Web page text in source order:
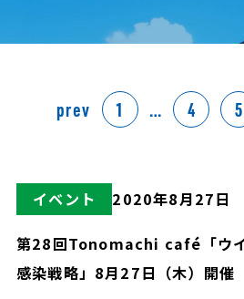
prev 1 … 4 5
イベント 2020年8月27日
第28回Tonomachi café「ウ
感染戦略」8月27日（木）開催